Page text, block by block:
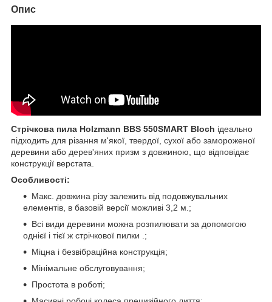
Опис
Стрічкова пила Holzmann BBS 550SMART Bloch ідеально
підходить для різання м'якої, твердої, сухої або замороженої
деревини або дерев'яних призм з довжиною, що відповідає
конструкції верстата.
Особливості:
Макс. довжина різу залежить від подовжувальних
елементів, в базовій версії можливі 3,2 м.;
Всі види деревини можна розпилювати за допомогою
однієї і тієї ж стрічкової пилки .;
Міцна і безвібраційна конструкція;
Мінімальне обслуговування;
Простота в роботі;